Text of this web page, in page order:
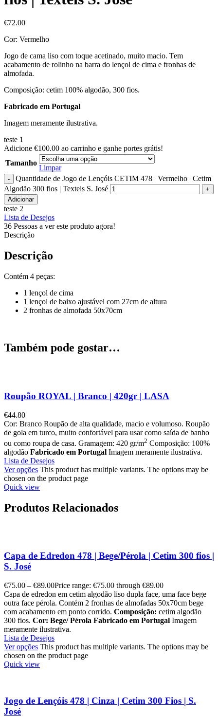
€72.00
Cor: Vermelho
Jogo de cama liso com toque acetinado, muito macio. Tem
acabamento de rolinho na barra do lençol de cima e fronhas de
almofada.
Composição: cetim 100% algodão, 300 fios.
Fabricado em Portugal
Imagem meramente ilustrativa.
teste 1
Adicione €100.00 ao carrinho e ganhe portes grátis!
Tamanho
Limpar
Quantidade de Jogo de Lençóis CETIM 478 | Vermelho | Cetim
Algodão 300 fios | Texteis S. José
Adicionar
teste 2
Lista de Desejos
36 Pessoas a ver este produto agora!
Descrição
Descrição
Contém 4 peças:
1 lençol de cima
1 lençol de baixo ajustável com 27cm de altura
2 fronhas de almofada 50x70cm
Também pode gostar…
Roupão ROYAL | Branco | 420gr | LASA
€44.80
Cor: Branco Roupão de alta qualidade, macio e volumoso. Roupão
de gola em turco, muito confortável para usar como saída de banho
ou como roupa de casa. Gramagem: 420 gr/m2 Composição: 100%
algodão Fabricado em Portugal Imagem meramente ilustrativa.
Lista de Desejos
Ver opções This product has multiple variants. The options may be
chosen on the product page
Quick view
Produtos Relacionados
Capa de Edredon 478 | Bege/Pérola | Cetim 300 fios |
S. José
€75.00 – €89.00Price range: €75.00 through €89.00
Capa de edredon em cetim algodão liso dupla face, uma face bege
outra face pérola. Contém 2 fronhas de almofadas 50x70cm bege
com acabamento em ponto corrido. Composição: cetim algodão
300 fios. Cor: Bege/ Pérola Fabricado em Portugal Imagem
meramente ilustrativa.
Lista de Desejos
Ver opções This product has multiple variants. The options may be
chosen on the product page
Quick view
Jogo de Lençóis 478 | Cinza | Cetim 300 Fios | S.
José